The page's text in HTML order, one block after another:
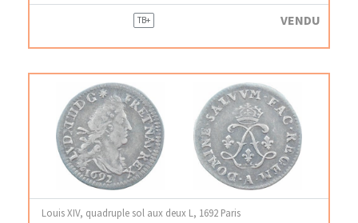
TB+ VENDU
Louis XIV, quadruple sol aux deux L, 1692 Paris